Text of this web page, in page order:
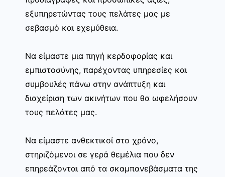
εξυπηρετώντας τους πελάτες μας με
σεβασμό και εχεμύθεια.
Να είμαστε μια πηγή κερδοφορίας και
εμπιστοσύνης, παρέχοντας υπηρεσίες και
συμβουλές πάνω στην ανάπτυξη και
διαχείριση των ακινήτων που θα ωφελήσουν
τους πελάτες μας.
Να είμαστε ανθεκτικοί στο χρόνο,
στηριζόμενοι σε γερά θεμέλια που δεν
επηρεάζονται από τα σκαμπανεβάσματα της